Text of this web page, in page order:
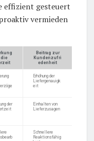
effizient gesteuert
vermieden
Beitrag zur
Kundenzufri
edenheit
Erhöhung der
Liefergenauigk
eit
der
Einhalten von
Lieferzusagen
Schnellere
Reaktionsfähig